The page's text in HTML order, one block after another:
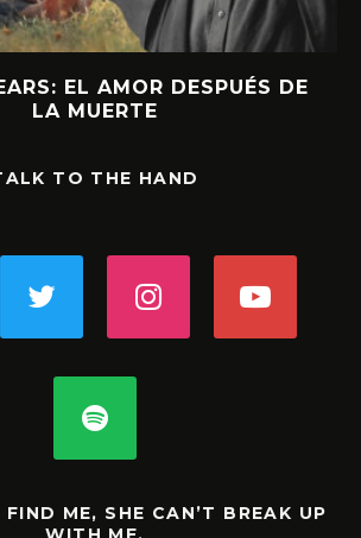
EL AMOR DESPUÉS DE
LA MUERTE
TO THE HAND
FIND ME, SHE CAN’T BREAK UP